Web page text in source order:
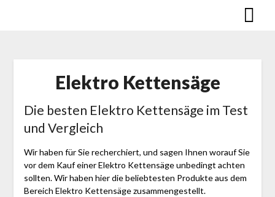
Elektro Kettensäge
Die besten Elektro Kettensäge im Test
und Vergleich
Wir haben für Sie recherchiert, und sagen Ihnen worauf Sie
vor dem Kauf einer Elektro Kettensäge unbedingt achten
sollten. Wir haben hier die beliebtesten Produkte aus dem
Bereich Elektro Kettensäge zusammengestellt.